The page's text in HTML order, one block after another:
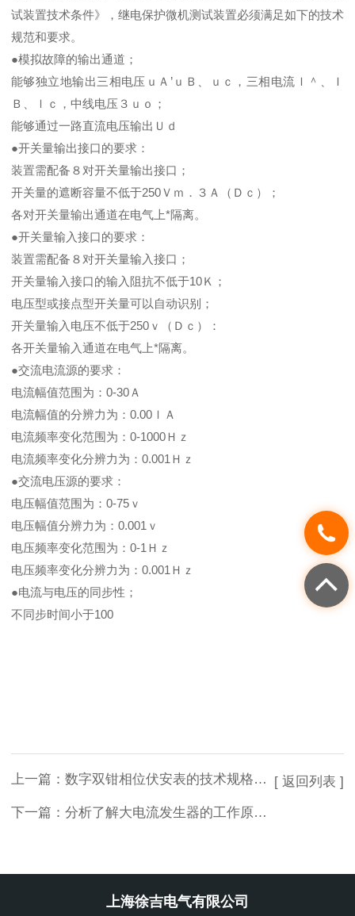
试装置技术条件》，继电保护微机测试装置必须满足如下的技术
规范和要求。
●模拟故障的输出通道；
能够独立地输出三相电压ｕＡ’ｕＢ、ｕｃ，三相电流Ｉ＾、Ｉ
Ｂ、ｌｃ，中线电压３ｕｏ；
能够通过一路直流电压输出Ｕｄ
●开关量输出接口的要求：
装置需配备８对开关量输出接口；
开关量的遮断容量不低于250Ｖｍ．３Ａ（Ｄｃ）；
各对开关量输出通道在电气上*隔离。
●开关量输入接口的要求：
装置需配备８对开关量输入接口；
开关量输入接口的输入阻抗不低于10Ｋ；
电压型或接点型开关量可以自动识别；
开关量输入电压不低于250ｖ（Ｄｃ）：
各开关量输入通道在电气上*隔离。
●交流电流源的要求：
电流幅值范围为：0-30Ａ
电流幅值的分辨力为：0.00ｌＡ
电流频率变化范围为：0-1000Ｈｚ
电流频率变化分辨力为：0.001Ｈｚ
●交流电压源的要求：
电压幅值范围为：0-75ｖ
电压幅值分辨力为：0.001ｖ
电压频率变化范围为：0-1Ｈｚ
电压频率变化分辨力为：0.001Ｈｚ
●电流与电压的同步性；
不同步时间小于100
上一篇： 数字双钳相位伏安表的技术规格及常见问题的解决方案
下一篇： 分析了解大电流发生器的工作原理及操作主要事项
[ 返回列表 ]
上海徐吉电气有限公司